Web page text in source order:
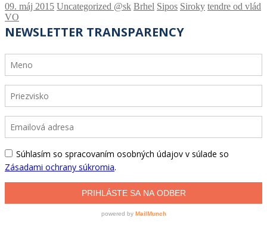
Uncategorized @sk Brhel Sipos Siroky tendre od vlád
VO